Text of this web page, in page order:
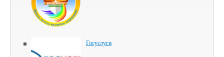
Госуслуги